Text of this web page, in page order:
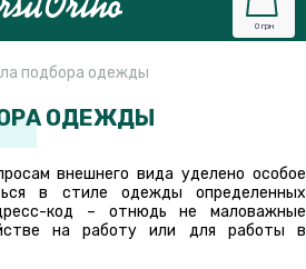
0 грн
подбора одежды
ОДЕЖДЫ
внешнего вида уделено особое
в стиле одежды определенных
код – отнюдь не маловажные
на работу или для работы в